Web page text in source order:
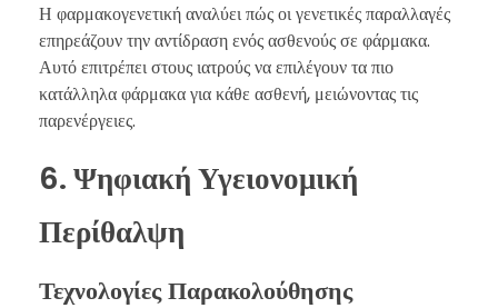
Η φαρμακογενετική αναλύει πώς οι γενετικές παραλλαγές
επηρεάζουν την αντίδραση ενός ασθενούς σε φάρμακα.
Αυτό επιτρέπει στους ιατρούς να επιλέγουν τα πιο
κατάλληλα φάρμακα για κάθε ασθενή, μειώνοντας τις
παρενέργειες.
6. Ψηφιακή Υγειονομική
Περίθαλψη
Τεχνολογίες Παρακολούθησης